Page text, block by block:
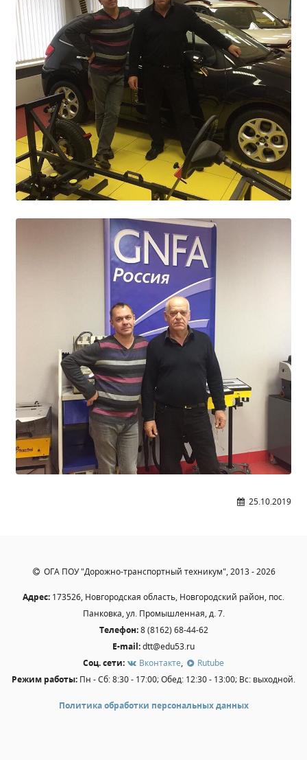
Фотографии техникума
ПОЛЕЗНЫЕ ССЫЛКИ
Министерство науки и высшего образования
РФ
Главное управление по контролю за оборотом
наркотиков
Общероссийская база вакансий "Работа в
России"
Сбербанк Онлайн - оплачивайте
образовательные услуги
25.10.2019
ОГА ПОУ "Дорожно-транспортный техникум", 2013 - 2026
Адрес: 173526, Новгородская область, Новгородский район, пос.
Панковка, ул. Промышленная, д. 7.
Телефон:8 (8162) 68-44-62
E-mail:dtt@edu53.ru
Соц. сети:
Вконтакте,
Rutube
Режим работы: Пн - Сб: 8:30 - 17:00; Обед: 12:30 - 13:00; Вс: выходной.
Политика обработки персональных данных